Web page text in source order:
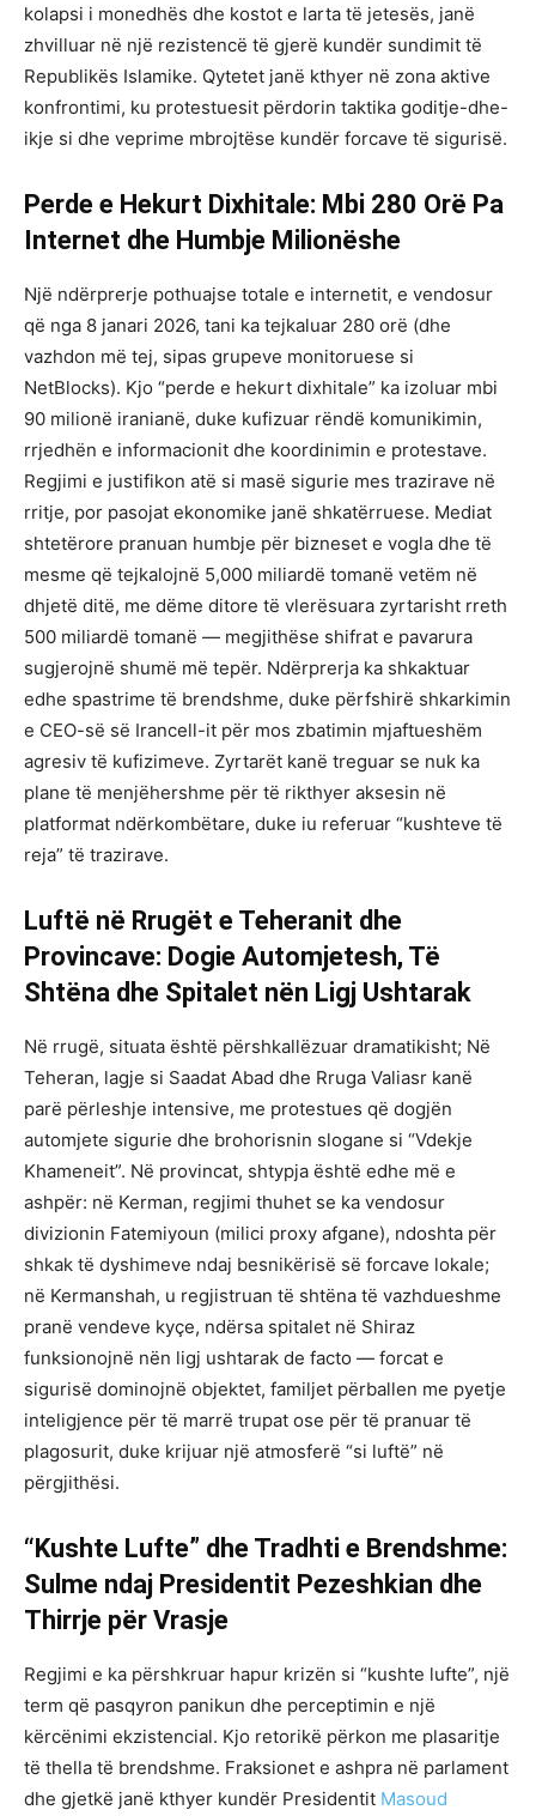
kolapsi i monedhës dhe kostot e larta të jetesës, janë
zhvilluar në një rezistencë të gjerë kundër sundimit të
Republikës Islamike. Qytetet janë kthyer në zona aktive
konfrontimi, ku protestuesit përdorin taktika goditje-dhe-
ikje si dhe veprime mbrojtëse kundër forcave të sigurisë.
Perde e Hekurt Dixhitale: Mbi 280 Orë Pa
Internet dhe Humbje Milionëshe
Një ndërprerje pothuajse totale e internetit, e vendosur
që nga 8 janari 2026, tani ka tejkaluar 280 orë (dhe
vazhdon më tej, sipas grupeve monitoruese si
NetBlocks). Kjo “perde e hekurt dixhitale” ka izoluar mbi
90 milionë iranianë, duke kufizuar rëndë komunikimin,
rrjedhën e informacionit dhe koordinimin e protestave.
Regjimi e justifikon atë si masë sigurie mes trazirave në
rritje, por pasojat ekonomike janë shkatërruese. Mediat
shtetërore pranuan humbje për bizneset e vogla dhe të
mesme që tejkalojnë 5,000 miliardë tomanë vetëm në
dhjetë ditë, me dëme ditore të vlerësuara zyrtarisht rreth
500 miliardë tomanë — megjithëse shifrat e pavarura
sugjerojnë shumë më tepër. Ndërprerja ka shkaktuar
edhe spastrime të brendshme, duke përfshirë shkarkimin
e CEO-së së Irancell-it për mos zbatimin mjaftueshëm
agresiv të kufizimeve. Zyrtarët kanë treguar se nuk ka
plane të menjëhershme për të rikthyer aksesin në
platformat ndërkombëtare, duke iu referuar “kushteve të
reja” të trazirave.
Luftë në Rrugët e Teheranit dhe
Provincave: Dogie Automjetesh, Të
Shtëna dhe Spitalet nën Ligj Ushtarak
Në rrugë, situata është përshkallëzuar dramatikisht; Në
Teheran, lagje si Saadat Abad dhe Rruga Valiasr kanë
parë përleshje intensive, me protestues që dogjën
automjete sigurie dhe brohorisnin slogane si “Vdekje
Khameneit”. Në provincat, shtypja është edhe më e
ashpër: në Kerman, regjimi thuhet se ka vendosur
divizionin Fatemiyoun (milici proxy afgane), ndoshta për
shkak të dyshimeve ndaj besnikërisë së forcave lokale;
në Kermanshah, u regjistruan të shtëna të vazhdueshme
pranë vendeve kyçe, ndërsa spitalet në Shiraz
funksionojnë nën ligj ushtarak de facto — forcat e
sigurisë dominojnë objektet, familjet përballen me pyetje
inteligjence për të marrë trupat ose për të pranuar të
plagosurit, duke krijuar një atmosferë “si luftë” në
përgjithësi.
“Kushte Lufte” dhe Tradhti e Brendshme:
Sulme ndaj Presidentit Pezeshkian dhe
Thirrje për Vrasje
Regjimi e ka përshkruar hapur krizën si “kushte lufte”, një
term që pasqyron panikun dhe perceptimin e një
kërcënimi ekzistencial. Kjo retorikë përkon me plasaritje
të thella të brendshme. Fraksionet e ashpra në parlament
dhe gjetkë janë kthyer kundër Presidentit Masoud